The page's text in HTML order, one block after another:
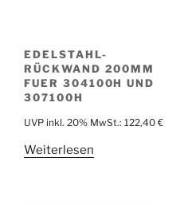
EDELSTAHL-
RÜCKWAND 200MM
FUER 304100H UND
307100H
UVP inkl. 20% MwSt.: 122,40 €
Weiterlesen